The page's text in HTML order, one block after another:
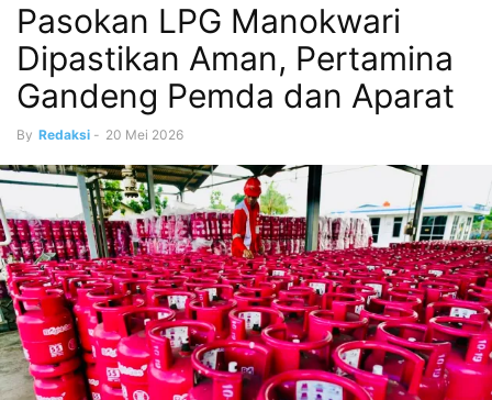
Pasokan LPG Manokwari
Dipastikan Aman, Pertamina
Gandeng Pemda dan Aparat
By Redaksi - 20 Mei 2026